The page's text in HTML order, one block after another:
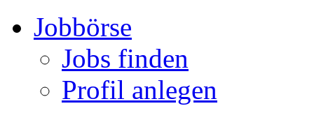
Jobbörse
Jobs finden
Profil anlegen